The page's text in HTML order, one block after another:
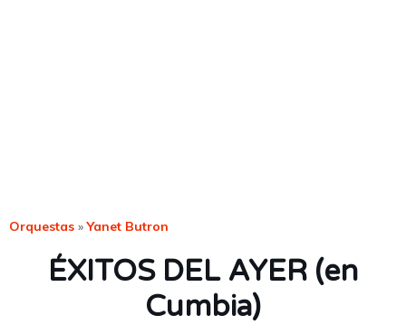
Orquestas »Yanet Butron
ÉXITOS DEL AYER (en
Cumbia)